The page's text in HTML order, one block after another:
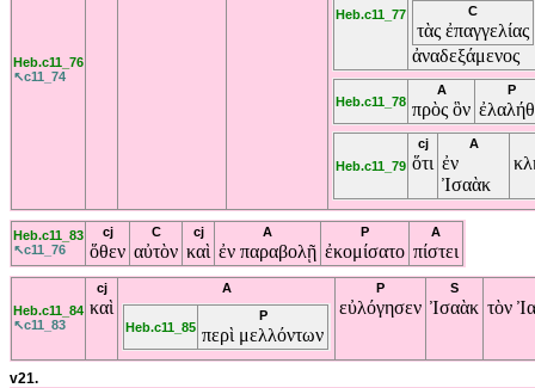
Heb.c11_76
↖c11_74
Heb.c11_77 C
τὰς ἐπαγγελίας
ἀναδεξάμενος
Heb.c11_78
A
πρὸς ὃν
P
Heb.c11_79
cj
ὅτι
A
ἐν
Ἰσαὰκ
Heb.c11_83
↖c11_76
cj
ὅθεν
C
αὐτὸν
cj
καὶ
A
ἐν παραβολῇ
P
ἐκομίσατο
A
πίστει
Heb.c11_84
↖c11_83
cj
καὶ
A
Heb.c11_85
P
περὶ μελλόντων
P
εὐλόγησεν
S
Ἰσαὰκ τὸν
v21.